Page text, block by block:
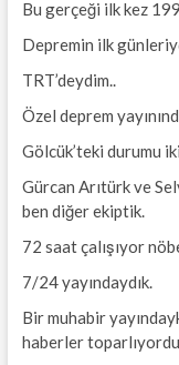
Bu gerçeği ilk kez
Depremin ilk
TRT’deydim..
Özel deprem
Gölcük’teki durumu
Gürcan Arıtürk ve
ben diğer ekiptik.
72 saat çalışıyor
7/24 yayındaydık.
Bir muhabir
haberler